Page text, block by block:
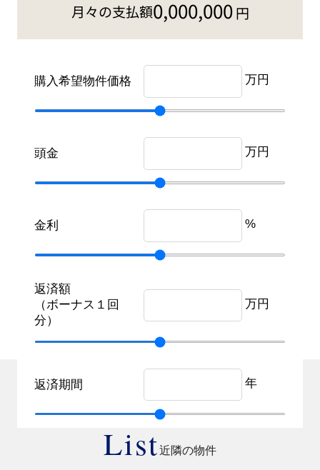
月々の支払額0,000,000円
購入希望物件価格 万円
頭金 万円
金利 %
返済額
（ボーナス１回
分）
万円
返済期間 年
List近隣の物件